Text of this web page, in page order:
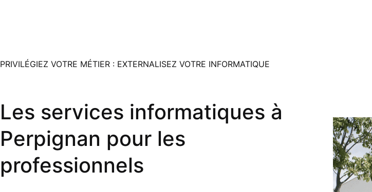
PRIVILÉGIEZ VOTRE MÉTIER : EXTERNALISEZ VOTRE INFORMATIQUE
Les services informatiques à
Perpignan pour les
professionnels